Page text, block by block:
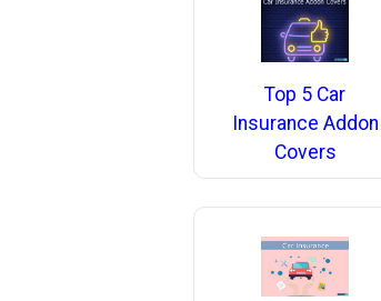
Top 5 Car
Insurance Addon
Covers